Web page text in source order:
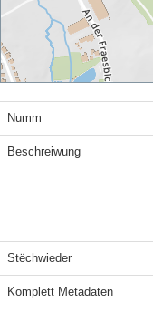
Numm
Beschreiwung
Stëchwieder
Komplett Metadaten